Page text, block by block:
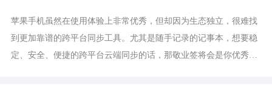
苹果手机虽然在使用体验上非常优秀，但却因为生态独立，很难找
到更加靠谱的跨平台同步工具。尤其是随手记录的记事本，想要稳
定、安全、便捷的跨平台云端同步的话，那敬业签将会是你优秀的